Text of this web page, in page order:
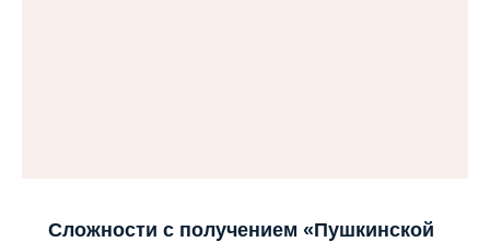
Сложности с получением «Пушкинской